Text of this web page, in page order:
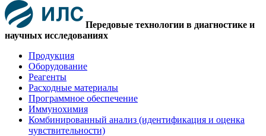
Передовые технологии в диагностике и
научных исследованиях
Продукция
Оборудование
Реагенты
Расходные материалы
Программное обеспечение
Иммунохимия
Комбинированный анализ (идентификация и оценка
чувствительности)